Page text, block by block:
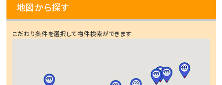
地図から探す
こだわり条件を選択して物件検索ができます